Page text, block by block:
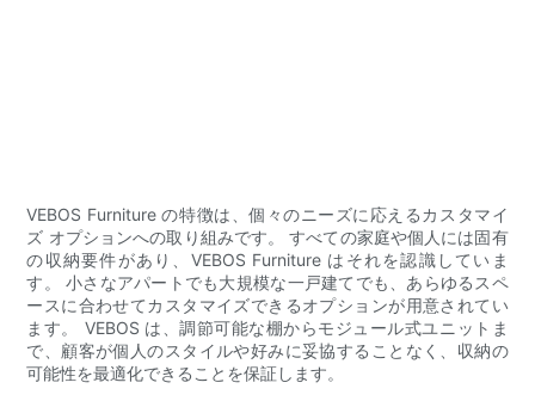
VEBOS Furniture の特徴は、個々のニーズに応えるカスタマイ
ズ オプションへの取り組みです。 すべての家庭や個人には固有
の収納要件があり、VEBOS Furniture はそれを認識していま
す。 小さなアパートでも大規模な一戸建てでも、あらゆるスペ
ースに合わせてカスタマイズできるオプションが用意されてい
ます。 VEBOS は、調節可能な棚からモジュール式ユニットま
で、顧客が個人のスタイルや好みに妥協することなく、収納の
可能性を最適化できることを保証します。